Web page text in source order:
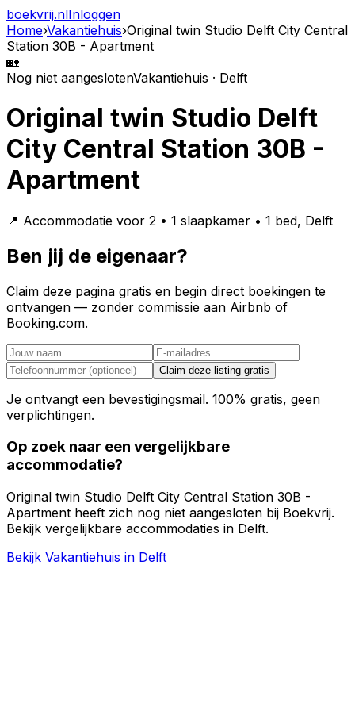
boekvrij.nlInloggen
Home›Vakantiehuis›Original twin Studio Delft City Central
Station 30B - Apartment
🏡
Nog niet aangeslotenVakantiehuis · Delft
Original twin Studio Delft
City Central Station 30B -
Apartment
📍 Accommodatie voor 2 • 1 slaapkamer • 1 bed, Delft
Ben jij de eigenaar?
Claim deze pagina gratis en begin direct boekingen te
ontvangen — zonder commissie aan Airbnb of
Booking.com.
Claim deze listing gratis
Je ontvangt een bevestigingsmail. 100% gratis, geen
verplichtingen.
Op zoek naar een vergelijkbare
accommodatie?
Original twin Studio Delft City Central Station 30B -
Apartment heeft zich nog niet aangesloten bij Boekvrij.
Bekijk vergelijkbare accommodaties in Delft.
Bekijk Vakantiehuis in Delft